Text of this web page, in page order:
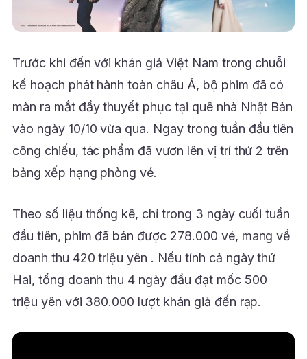
Trước khi đến với khán giả Việt Nam trong chuỗi
kế hoạch phát hành toàn châu Á, bộ phim đã có
màn ra mắt đầy thuyết phục tại quê nhà Nhật Bản
vào ngày 10/10 vừa qua. Ngay trong tuần đầu tiên
công chiếu, tác phẩm đã vươn lên vị trí thứ 2 trên
bảng xếp hạng phòng vé.
Theo số liệu thống kê, chỉ trong 3 ngày cuối tuần
đầu tiên, phim đã bán được 278.000 vé, mang về
doanh thu 420 triệu yên . Nếu tính cả ngày thứ
Hai, tổng doanh thu 4 ngày đầu đạt mốc 500
triệu yên với 380.000 lượt khán giả đến rạp.